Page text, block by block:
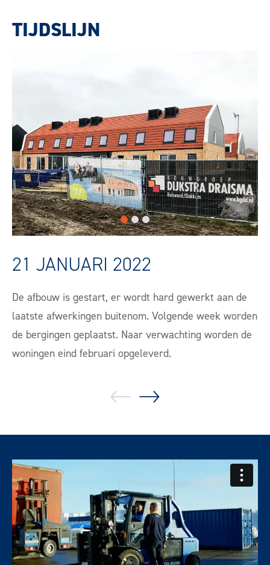
TIJDSLIJN
21 JANUARI 2022
De afbouw is gestart, er wordt hard gewerkt aan de
laatste afwerkingen buitenom. Volgende week worden
de bergingen geplaatst. Naar verwachting worden de
woningen eind februari opgeleverd.